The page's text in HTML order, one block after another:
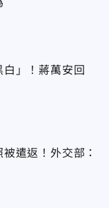
」！蔣萬安回
遣返！外交部：